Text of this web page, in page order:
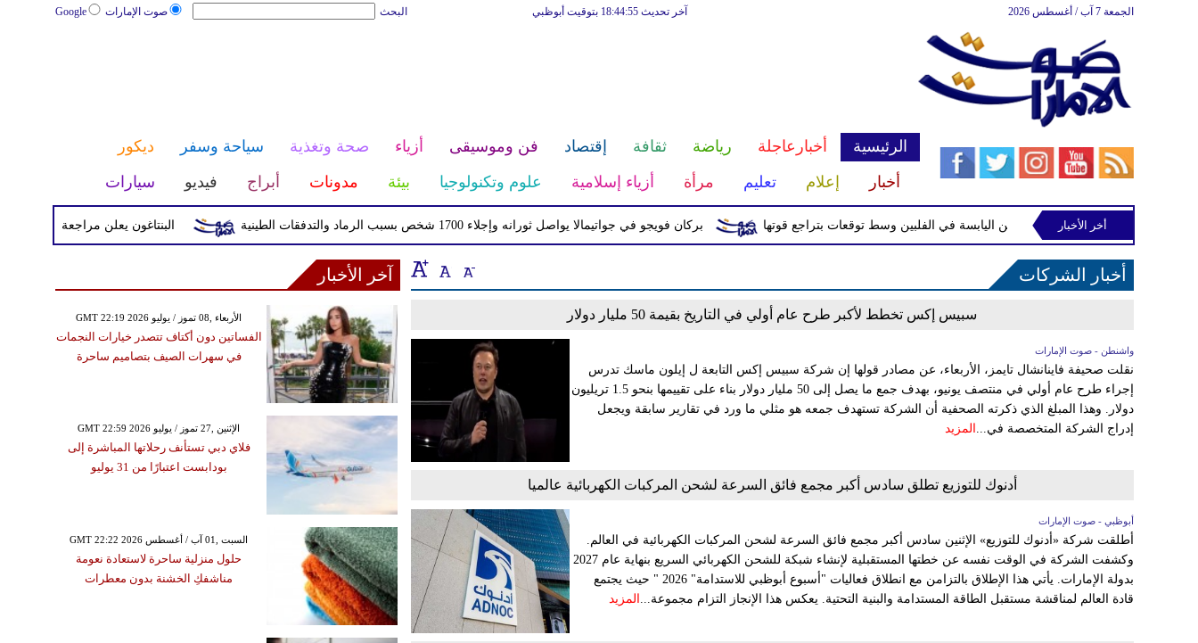
صوت الإمارات Google البحث آخر تحديث 18:44:55 بتوقيت أبوظبي الجمعة 7 آب / أغسطس 2026
الرئيسية أخبارعاجلة رياضة ثقافة إقتصاد فن وموسيقى أزياء صحة وتغذية سياحة وسفر
ديكور
أخبار
إعلام تعليم مرأة أزياء إسلامية علوم وتكنولوجيا بيئة مدونات أبراج فيديو سيارات
البنتاغون يعلن مراجعة التواجد بركان فويجو في جواتيمالا يواصل ثورانه وإجلاء 1700 شخص بسبب الرماد والتدفقات الطينية الاستوائية "مايماي" تقترب من اليابسة في الفلبين وسط توقعات بتراجع قوتها
أخر الأخبار
أخبار الشركات
سبيس إكس تخطط لأكبر طرح عام أولي في التاريخ بقيمة 50 مليار دولار
واشنطن - صوت الإمارات
نقلت صحيفة فاينانشال تايمز، الأربعاء، عن مصادر قولها إن شركة سبيس إكس التابعة ل إيلون ماسك تدرس
إجراء طرح عام أولي في منتصف يونيو، بهدف جمع ما يصل إلى 50 مليار دولار بناء على تقييمها بنحو 1.5 تريليون
دولار. وهذا المبلغ الذي ذكرته الصحفية أن الشركة تستهدف جمعه هو مثلي ما ورد في تقارير سابقة ويجعل
إدراج الشركة المتخصصة في... المزيد
أدنوك للتوزيع تطلق سادس أكبر مجمع فائق السرعة لشحن المركبات الكهربائية عالميا
أبوظبي - صوت الإمارات
أطلقت شركة «أدنوك للتوزيع» الإثنين سادس أكبر مجمع فائق السرعة لشحن المركبات الكهربائية في العالم.
وكشفت الشركة في الوقت نفسه عن خطتها المستقبلية لإنشاء شبكة للشحن الكهربائي السريع بنهاية عام 2027
بدولة الإمارات. يأتي هذا الإطلاق بالتزامن مع انطلاق فعاليات "أسبوع أبوظبي للاستدامة" 2026 " حيث يجتمع
قادة العالم لمناقشة مستقبل الطاقة المستدامة والبنية التحتية. يعكس هذا الإنجاز التزام مجموعة... المزيد
آخر الأخبار
GMT 22:19 2026 الأربعاء ,08 تموز / يوليو
الفساتين دون أكتاف تتصدر خيارات النجمات
في سهرات الصيف بتصاميم ساحرة
GMT 22:59 2026 الإثنين ,27 تموز / يوليو
فلاي دبي تستأنف رحلاتها المباشرة إلى
بودابست اعتبارًا من 31 يوليو
GMT 22:22 2026 السبت ,01 آب / أغسطس
حلول منزلية ساحرة لاستعادة نعومة
مناشفكِ الخشنة بدون معطرات